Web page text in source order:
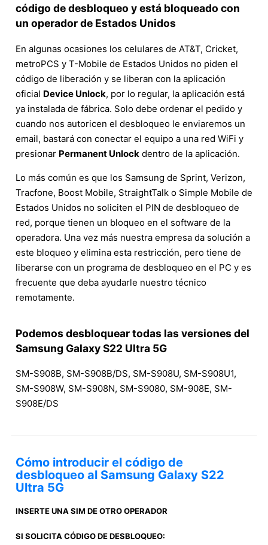
código de desbloqueo y está bloqueado con
un operador de Estados Unidos
En algunas ocasiones los celulares de AT&T, Cricket,
metroPCS y T-Mobile de Estados Unidos no piden el
código de liberación y se liberan con la aplicación
oficial Device Unlock, por lo regular, la aplicación está
ya instalada de fábrica. Solo debe ordenar el pedido y
cuando nos autoricen el desbloqueo le enviaremos un
email, bastará con conectar el equipo a una red WiFi y
presionar Permanent Unlock dentro de la aplicación.
Lo más común es que los Samsung de Sprint, Verizon,
Tracfone, Boost Mobile, StraightTalk o Simple Mobile de
Estados Unidos no soliciten el PIN de desbloqueo de
red, porque tienen un bloqueo en el software de la
operadora. Una vez más nuestra empresa da solución a
este bloqueo y elimina esta restricción, pero tiene de
liberarse con un programa de desbloqueo en el PC y es
frecuente que deba ayudarle nuestro técnico
remotamente.
Podemos desbloquear todas las versiones del
Samsung Galaxy S22 Ultra 5G
SM-S908B, SM-S908B/DS, SM-S908U, SM-S908U1,
SM-S908W, SM-S908N, SM-S9080, SM-908E, SM-
S908E/DS
Cómo introducir el código de
desbloqueo al Samsung Galaxy S22
Ultra 5G
INSERTE UNA SIM DE OTRO OPERADOR
SI SOLICITA CÓDIGO DE DESBLOQUEO: